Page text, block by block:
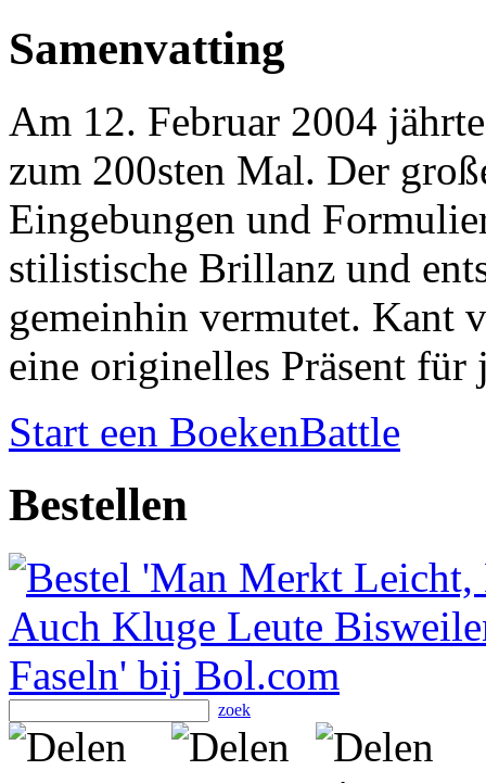
Samenvatting
Am 12. Februar 2004
zum 200sten Mal. Der
Eingebungen und
stilistische Brillanz und
gemeinhin vermutet. Kant
eine originelles Präsent für
Start een BoekenBattle
Bestellen
zoek